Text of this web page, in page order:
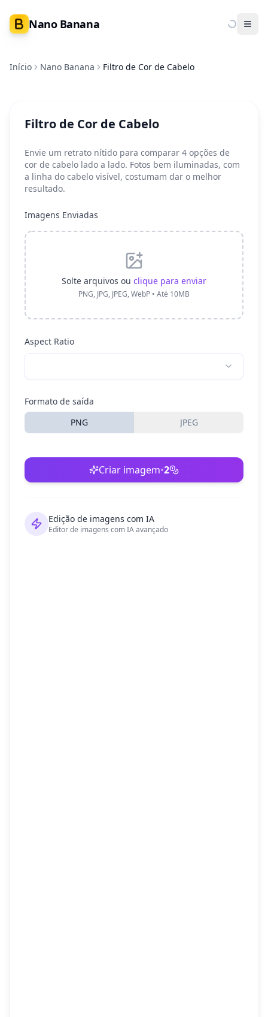
Nano Banana
Início Nano Banana Filtro de Cor de Cabelo
Filtro de Cor de Cabelo
Envie um retrato nítido para comparar 4 opções de
cor de cabelo lado a lado. Fotos bem iluminadas, com
a linha do cabelo visível, costumam dar o melhor
resultado.
Imagens Enviadas
Solte arquivos ou clique para enviar
PNG, JPG, JPEG, WebP • Até 10MB
Aspect Ratio
Formato de saída
PNG
JPEG
Criar imagem•2
Edição de imagens com IA
Editor de imagens com IA avançado